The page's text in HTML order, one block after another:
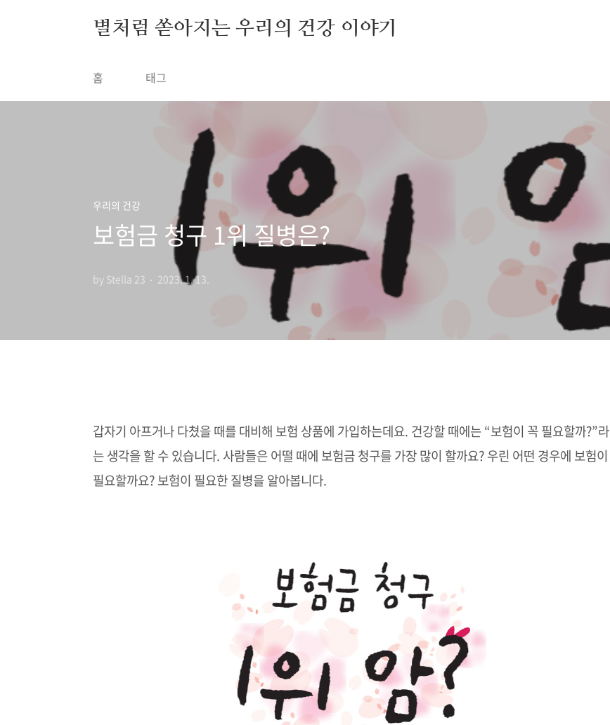
별처럼 쏟아지는 우리의 건강 이야기
홈 태그
우리의 건강
보험금 청구 1위 질병은?
by Stella 23 2023. 1. 13.
갑자기 아프거나 다쳤을 때를 대비해 보험 상품에 가입하는데요. 건강할 때에는“보험이 꼭 필요할까?”라
는 생각을 할 수 있습니다. 사람들은 어떨 때에 보험금 청구를 가장 많이 할까요? 우린 어떤 경우에 보험이
필요할까요? 보험이 필요한 질병을 알아봅니다.